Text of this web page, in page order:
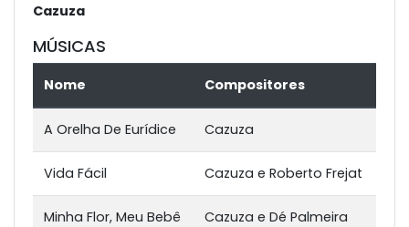
Cazuza
MÚSICAS
Nome Compositores
A Orelha De Eurídice Cazuza
Vida Fácil Cazuza e Roberto Frejat
Minha Flor, Meu Bebê Cazuza e Dé Palmeira